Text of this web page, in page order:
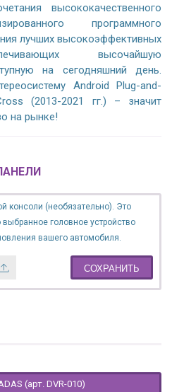
высококачественного
программного
лучших высокоэффективных
высочайшую
на сегодняшний день.
Android Plug-and-
(2013-2021 гг.) – значит
на рынке!
консоли (необязательно). Это
головное устройство
вашего автомобиля.
СОХРАНИТЬ
(арт. DVR-010)